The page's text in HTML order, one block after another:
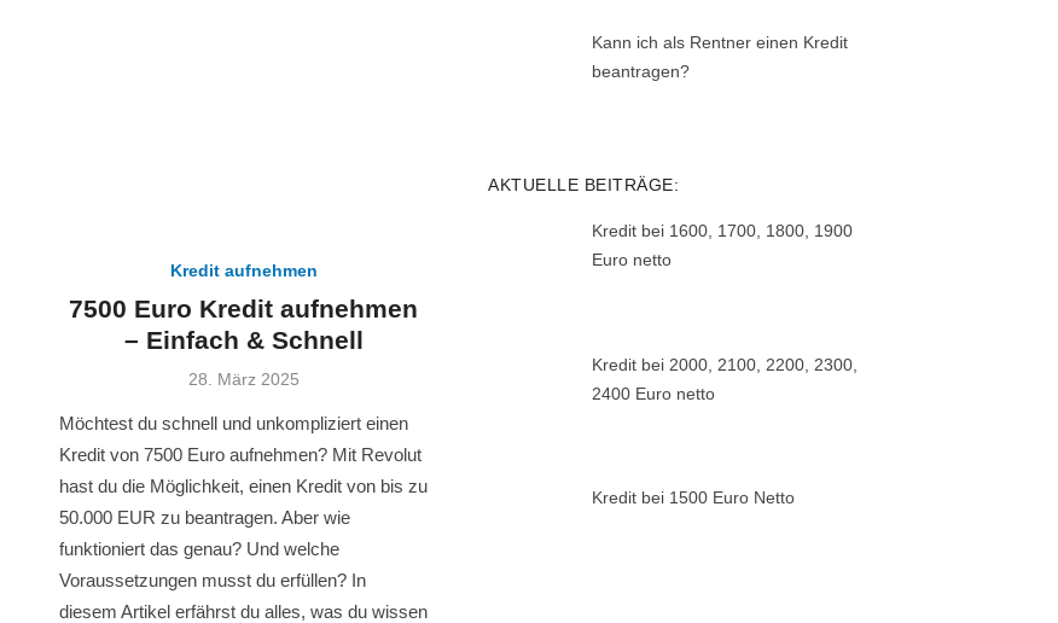
Kredit aufnehmen
7500 Euro Kredit aufnehmen
– Einfach & Schnell
Veröffentlicht
28. März 2025
Möchtest du schnell und unkompliziert einen
Kredit von 7500 Euro aufnehmen? Mit Revolut
hast du die Möglichkeit, einen Kredit von bis zu
50.000 EUR zu beantragen. Aber wie
funktioniert das genau? Und welche
Voraussetzungen musst du erfüllen? In
diesem Artikel erfährst du alles, was du wissen
Kann ich als Rentner einen Kredit
beantragen?
AKTUELLE BEITRÄGE:
Kredit bei 1600, 1700, 1800, 1900
Euro netto
Kredit bei 2000, 2100, 2200, 2300,
2400 Euro netto
Kredit bei 1500 Euro Netto